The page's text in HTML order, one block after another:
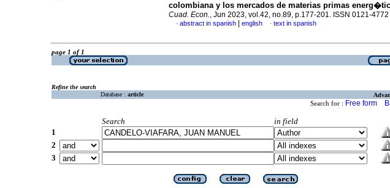
colombiana y los mercados de materias primas
Cuad. Econ., Jun 2023, vol.42, no.89, p.177-201. ISSN 0121-4772
· abstract in spanish english · text in spanish
page 1 of 1
Refine the search
Database : article
Search for : Free form
Search
in field
1
2
3